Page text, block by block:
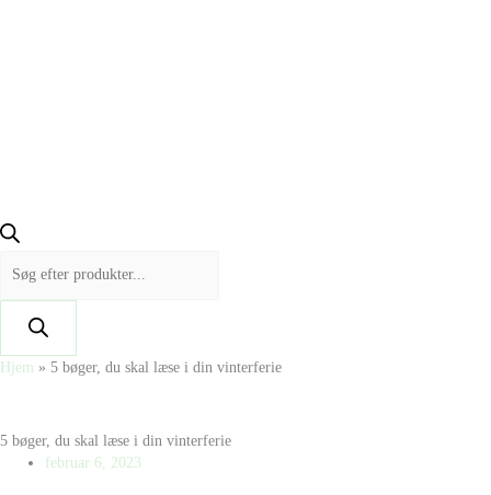
Hjem » 5 bøger, du skal læse i din vinterferie
5 bøger, du skal læse i din vinterferie
februar 6, 2023